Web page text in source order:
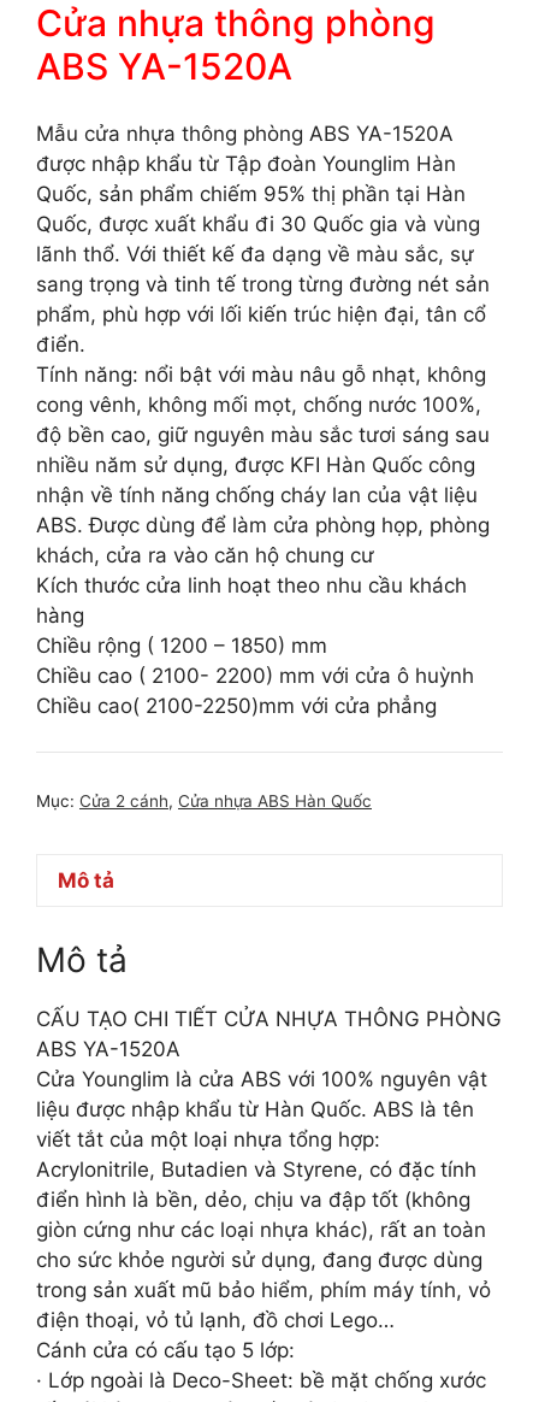
Cửa nhựa thông phòng
ABS YA-1520A
Mẫu cửa nhựa thông phòng ABS YA-1520A
được nhập khẩu từ Tập đoàn Younglim Hàn
Quốc, sản phẩm chiếm 95% thị phần tại Hàn
Quốc, được xuất khẩu đi 30 Quốc gia và vùng
lãnh thổ. Với thiết kế đa dạng về màu sắc, sự
sang trọng và tinh tế trong từng đường nét sản
phẩm, phù hợp với lối kiến trúc hiện đại, tân cổ
điển.
Tính năng: nổi bật với màu nâu gỗ nhạt, không
cong vênh, không mối mọt, chống nước 100%,
độ bền cao, giữ nguyên màu sắc tươi sáng sau
nhiều năm sử dụng, được KFI Hàn Quốc công
nhận về tính năng chống cháy lan của vật liệu
ABS. Được dùng để làm cửa phòng họp, phòng
khách, cửa ra vào căn hộ chung cư
Kích thước cửa linh hoạt theo nhu cầu khách
hàng
Chiều rộng ( 1200 – 1850) mm
Chiều cao ( 2100- 2200) mm với cửa ô huỳnh
Chiều cao( 2100-2250)mm với cửa phẳng
Mục: Cửa 2 cánh, Cửa nhựa ABS Hàn Quốc
Mô tả
Mô tả
CẤU TẠO CHI TIẾT CỬA NHỰA THÔNG PHÒNG
ABS YA-1520A
Cửa Younglim là cửa ABS với 100% nguyên vật
liệu được nhập khẩu từ Hàn Quốc. ABS là tên
viết tắt của một loại nhựa tổng hợp:
Acrylonitrile, Butadien và Styrene, có đặc tính
điển hình là bền, dẻo, chịu va đập tốt (không
giòn cứng như các loại nhựa khác), rất an toàn
cho sức khỏe người sử dụng, đang được dùng
trong sản xuất mũ bảo hiểm, phím máy tính, vỏ
điện thoại, vỏ tủ lạnh, đồ chơi Lego…
Cánh cửa có cấu tạo 5 lớp:
· Lớp ngoài là Deco-Sheet: bề mặt chống xước